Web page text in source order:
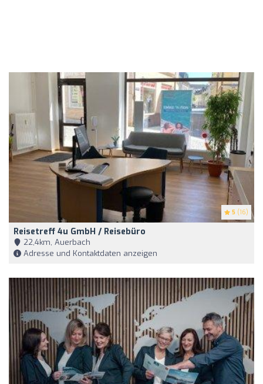
5 (16)
Reisetreff 4u GmbH / Reisebüro
22,4km, Auerbach
Adresse und Kontaktdaten anzeigen